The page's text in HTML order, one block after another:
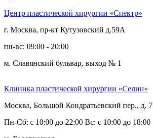
Центр пластической хирургии «Спектр»
г. Москва, пр-кт Кутузовский д.59А
пн-вс: 09:00 - 20:00
м. Славянский бульвар, выход № 1
Клиника пластической хирургии «Селин»
Москва, Большой Кондратьевский пер., д. 7
Пн-Сб: с 10:00 до 22:00 Вс: с 10:00 до 18:00